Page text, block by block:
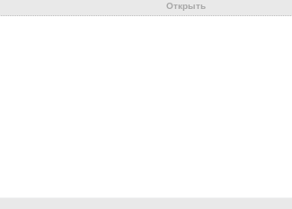
Открыть